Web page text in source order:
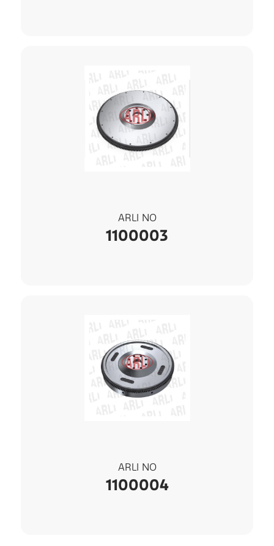
ARLI NO
1100003
ARLI NO
1100004